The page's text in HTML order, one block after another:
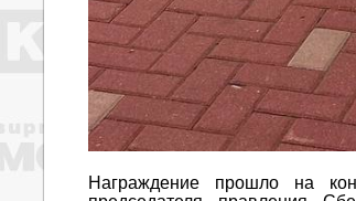
Награждение прошло на